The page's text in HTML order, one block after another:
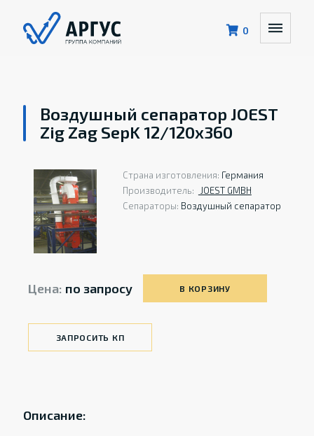
0
Воздушный сепаратор JOEST
Zig Zag SepK 12/120x360
Страна изготовления: Германия
Производитель:
JOEST GMBH
Сепараторы: Воздушный сепаратор
Цена: по запросу В КОРЗИНУ
ЗАПРОСИТЬ КП
Описание: